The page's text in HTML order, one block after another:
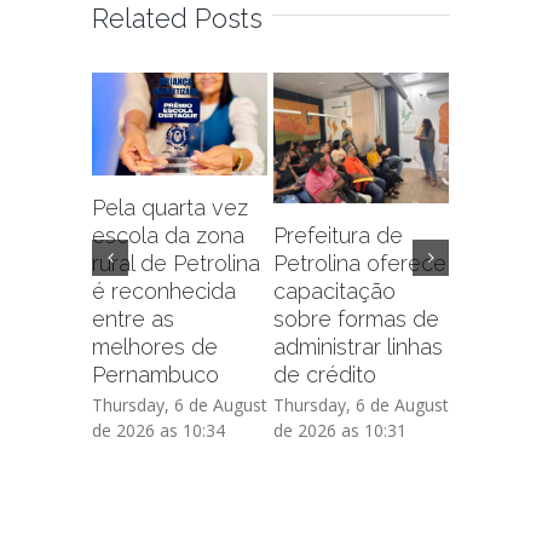
Related Posts
Pela quarta vez
escola da zona
rural de Petrolina
é reconhecida
entre as
melhores de
Pernambuco
Thursday, 6 de August
de 2026 as 10:34
Prefeitura de
Petrolina oferece
capacitação
sobre formas de
administrar linhas
de crédito
Thursday, 6 de August
de 2026 as 10:31